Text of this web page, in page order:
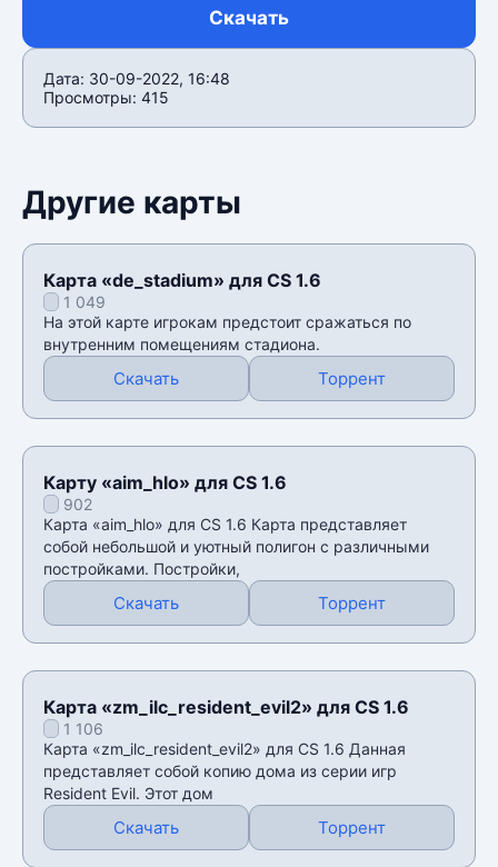
Скачать
Дата: 30-09-2022, 16:48
Просмотры: 415
Другие карты
Карта «de_stadium» для CS 1.6
1 049
На этой карте игрокам предстоит сражаться по
внутренним помещениям стадиона.
Скачать Торрент
Карту «aim_hlo» для CS 1.6
902
Карта «aim_hlo» для CS 1.6 Карта представляет
собой небольшой и уютный полигон с различными
постройками. Постройки,
Скачать Торрент
Карта «zm_ilc_resident_evil2» для CS 1.6
1 106
Карта «zm_ilc_resident_evil2» для CS 1.6 Данная
представляет собой копию дома из серии игр
Resident Evil. Этот дом
Скачать Торрент